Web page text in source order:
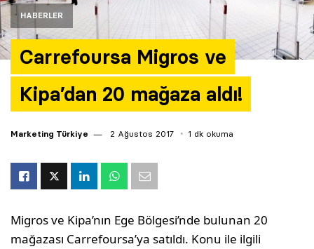
HABERLER
Carrefoursa Migros ve
Kipa’dan 20 mağaza aldı!
Marketing Türkiye 2 Ağustos 2017 1 dk okuma
Migros ve Kipa’nın Ege Bölgesi’nde bulunan 20
mağazası Carrefoursa’ya satıldı. Konu ile ilgili